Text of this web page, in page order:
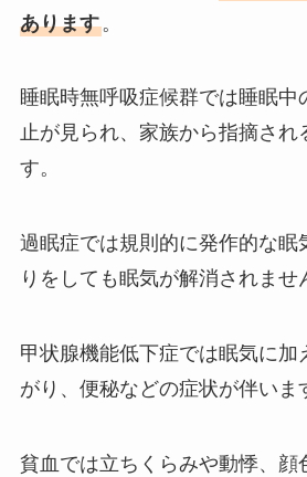
あります。
睡眠時無呼吸症候群では睡眠中
止が見られ、家族から指摘され
す。
過眠症では規則的に発作的な眠
りをしても眠気が解消されませ
甲状腺機能低下症では眠気に加
がり、便秘などの症状が伴いま
貧血では立ちくらみや動悸、顔